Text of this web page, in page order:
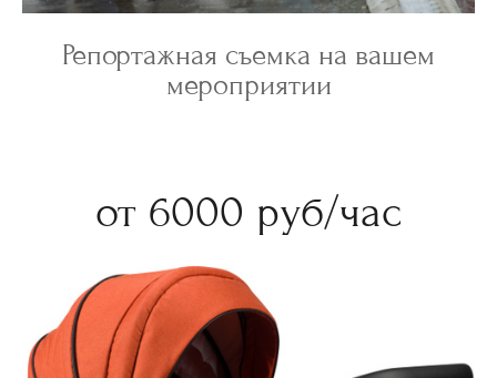
Репортажная съемка на вашем
мероприятии
от 6000 руб/час